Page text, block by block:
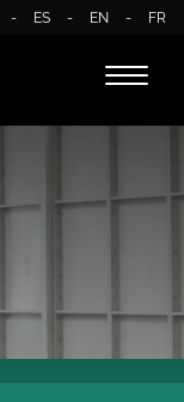
- ES - EN - FR
Toggle